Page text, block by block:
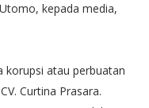
kepada media,
korupsi atau perbuatan
Curtina Prasara.